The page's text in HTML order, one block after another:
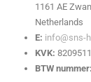
1161 AE
Netherlands
E: info@sns-
KVK:
BTW nummer: